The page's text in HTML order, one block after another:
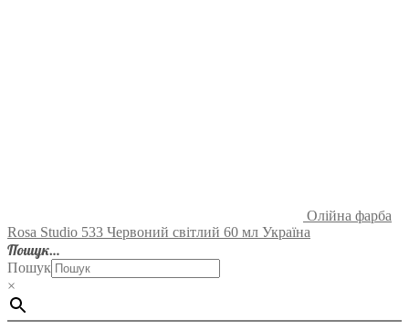
Олійна фарба
Rosa Studio 533 Червоний світлий 60 мл Україна
Пошук…
Пошук
×